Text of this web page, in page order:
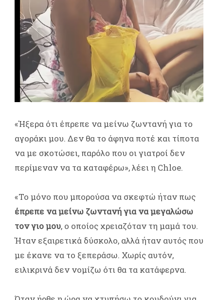
«Ήξερα ότι έπρεπε να μείνω ζωντανή για το
αγοράκι μου. Δεν θα το άφηνα ποτέ και τίποτα
να με σκοτώσει, παρόλο που οι γιατροί δεν
περίμεναν να τα καταφέρω», λέει η Chloe.
«Το μόνο που μπορούσα να σκεφτώ ήταν πως
έπρεπε να μείνω ζωντανή για να μεγαλώσω
τον γιο μου, ο οποίος χρειαζόταν τη μαμά του.
Ήταν εξαιρετικά δύσκολο, αλλά ήταν αυτός που
με έκανε να το ξεπεράσω. Χωρίς αυτόν,
ειλικρινά δεν νομίζω ότι θα τα κατάφερνα.